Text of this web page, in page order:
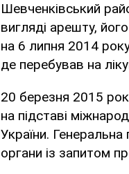
Шевченківський
вигляді арешту,
на 6 липня 2014
де перебував на
20 березня 2015
на підставі
України. Генеральна
органи із запитом